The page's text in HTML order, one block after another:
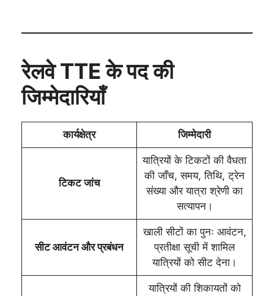
रेलवे TTE के पद की
जिम्मेदारियाँ
कार्यक्षेत्र जिम्मेदारी
टिकट जांच
यात्रियों के टिकटों की वैधता
की जाँच, समय, तिथि, ट्रेन
संख्या और यात्रा श्रेणी का
सत्यापन।
सीट आवंटन और प्रबंधन
खाली सीटों का पुनः आवंटन,
प्रतीक्षा सूची में शामिल
यात्रियों को सीट देना।
यात्रियों की शिकायतों को